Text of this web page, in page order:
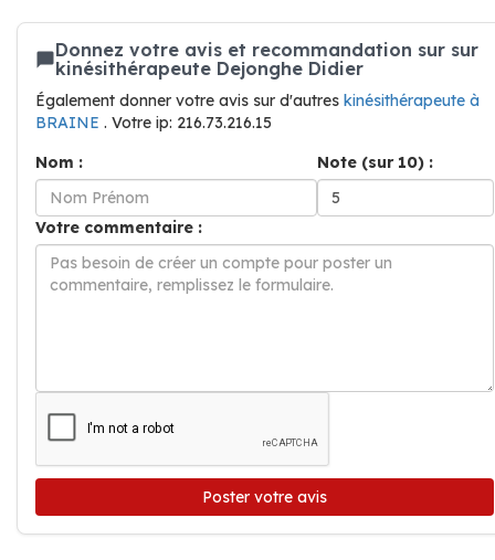
Donnez votre avis et recommandation sur sur
kinésithérapeute Dejonghe Didier
Également donner votre avis sur d'autres kinésithérapeute à
BRAINE . Votre ip: 216.73.216.15
Nom :
Note (sur 10) :
Votre commentaire :
Poster votre avis